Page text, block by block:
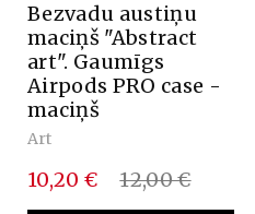
Bezvadu austiņu
maciņš "Abstract
art". Gaumīgs
Airpods PRO case -
maciņš
Art
10,20 € 12,00 €